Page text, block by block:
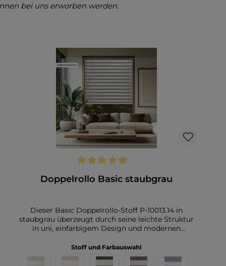
von außen abwehrt, und schafft so eine angenehme
Somit ist dieser Stoff perfekt geeignet für
Wohnräume, Büros, Schlafzimmer oder
Kinderzimmer.Das Preis-Leistungs-Verhältnis
dieses Wabenplisseestoffs ist hervorragend. Er
bietet eine stilvolle und funktionale Lösung, ohne
dabei das Budget zu sprengen. Zudem ist der Stoff
äußerst pflegeleicht. Eine einfache Handwäsche bei
niedrigen Temperaturen genügt, um ihn in
einwandfreiem Zustand zu halten. Damit ist dieser
Wabenplisseestoff die ideale Wahl für alle, die
Ästhetik, Funktionalität und unkomplizierte Pflege
bei uns erworben werden.
Doppelrollo Basic staubgrau
Dieser Basic Doppelrollo-Stoff P-10013.14 in
staubgrau überzeugt durch seine leichte Struktur
in uni, einfarbigem Design und modernen
transparenten und blickdichten Streifen sorgen für
eine stilvolle Optik und machen den Stoff zu einem
Stoff und Farbauswahl